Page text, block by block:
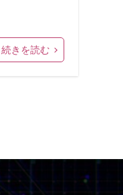
続きを読む